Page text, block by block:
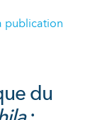
publication
du